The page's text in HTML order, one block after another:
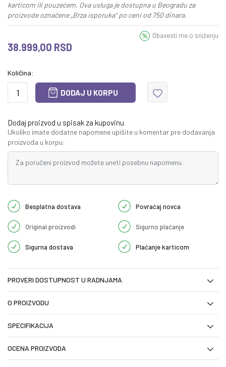
karticom ili pouzećem. Ova usluga je dostupna u Beogradu za
proizvode označene „Brza isporuka“ po ceni od 750 dinara.
38.999,00 RSD
Obavesti me o sniženju
Količina:
DODAJ U KORPU
Dodaj proizvod u spisak za kupovinu
Ukoliko imate dodatne napomene upišite u komentar pre dodavanja
proizvoda u korpu:
Besplatna dostava Povraćaj novca
Original proizvodi Sigurno plaćanje
Sigurna dostava Plaćanje karticom
PROVERI DOSTUPNOST U RADNJAMA
O PROIZVODU
SPECIFIKACIJA
OCENA PROIZVODA